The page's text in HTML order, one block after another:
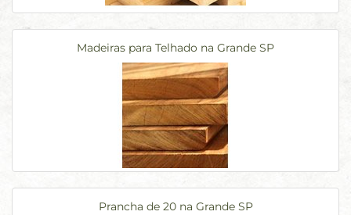
Madeiras para Telhado na Grande SP
Prancha de 20 na Grande SP